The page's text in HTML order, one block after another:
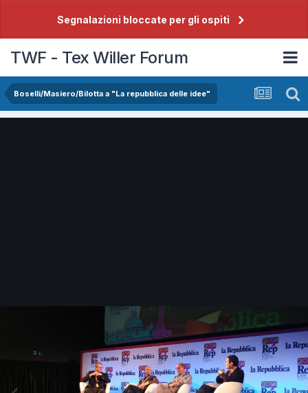
Segnalazioni bloccate per gli ospiti
TWF - Tex Willer Forum
Boselli/Masiero/Bilotta a "La repubblica delle idee"